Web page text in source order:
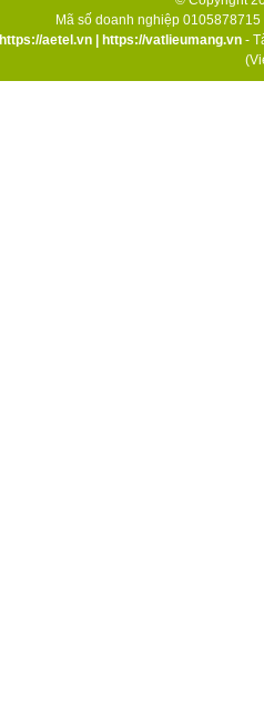
Mã số doanh nghiệp
https://aetel.vn https://vatlieumang.vn -